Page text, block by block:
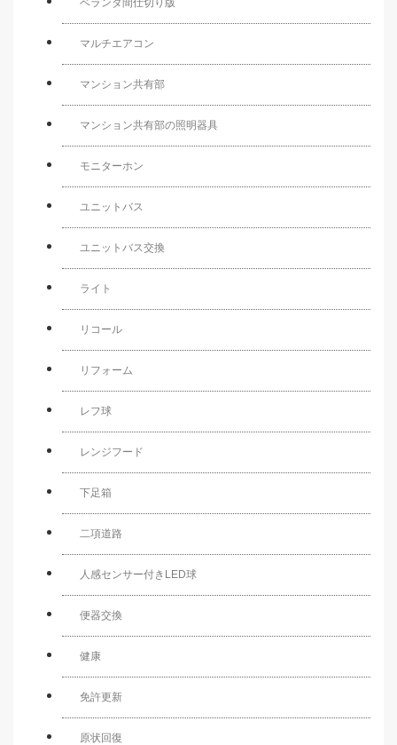
マルチエアコン
マンション共有部
マンション共有部の照明器具
モニターホン
ユニットバス
ユニットバス交換
ライト
リコール
リフォーム
レフ球
レンジフード
下足箱
二項道路
人感センサー付きLED球
便器交換
健康
免許更新
原状回復